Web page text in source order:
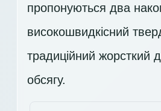
пропонуються два
високошвидкісний
традиційний жорсткий
обсягу.